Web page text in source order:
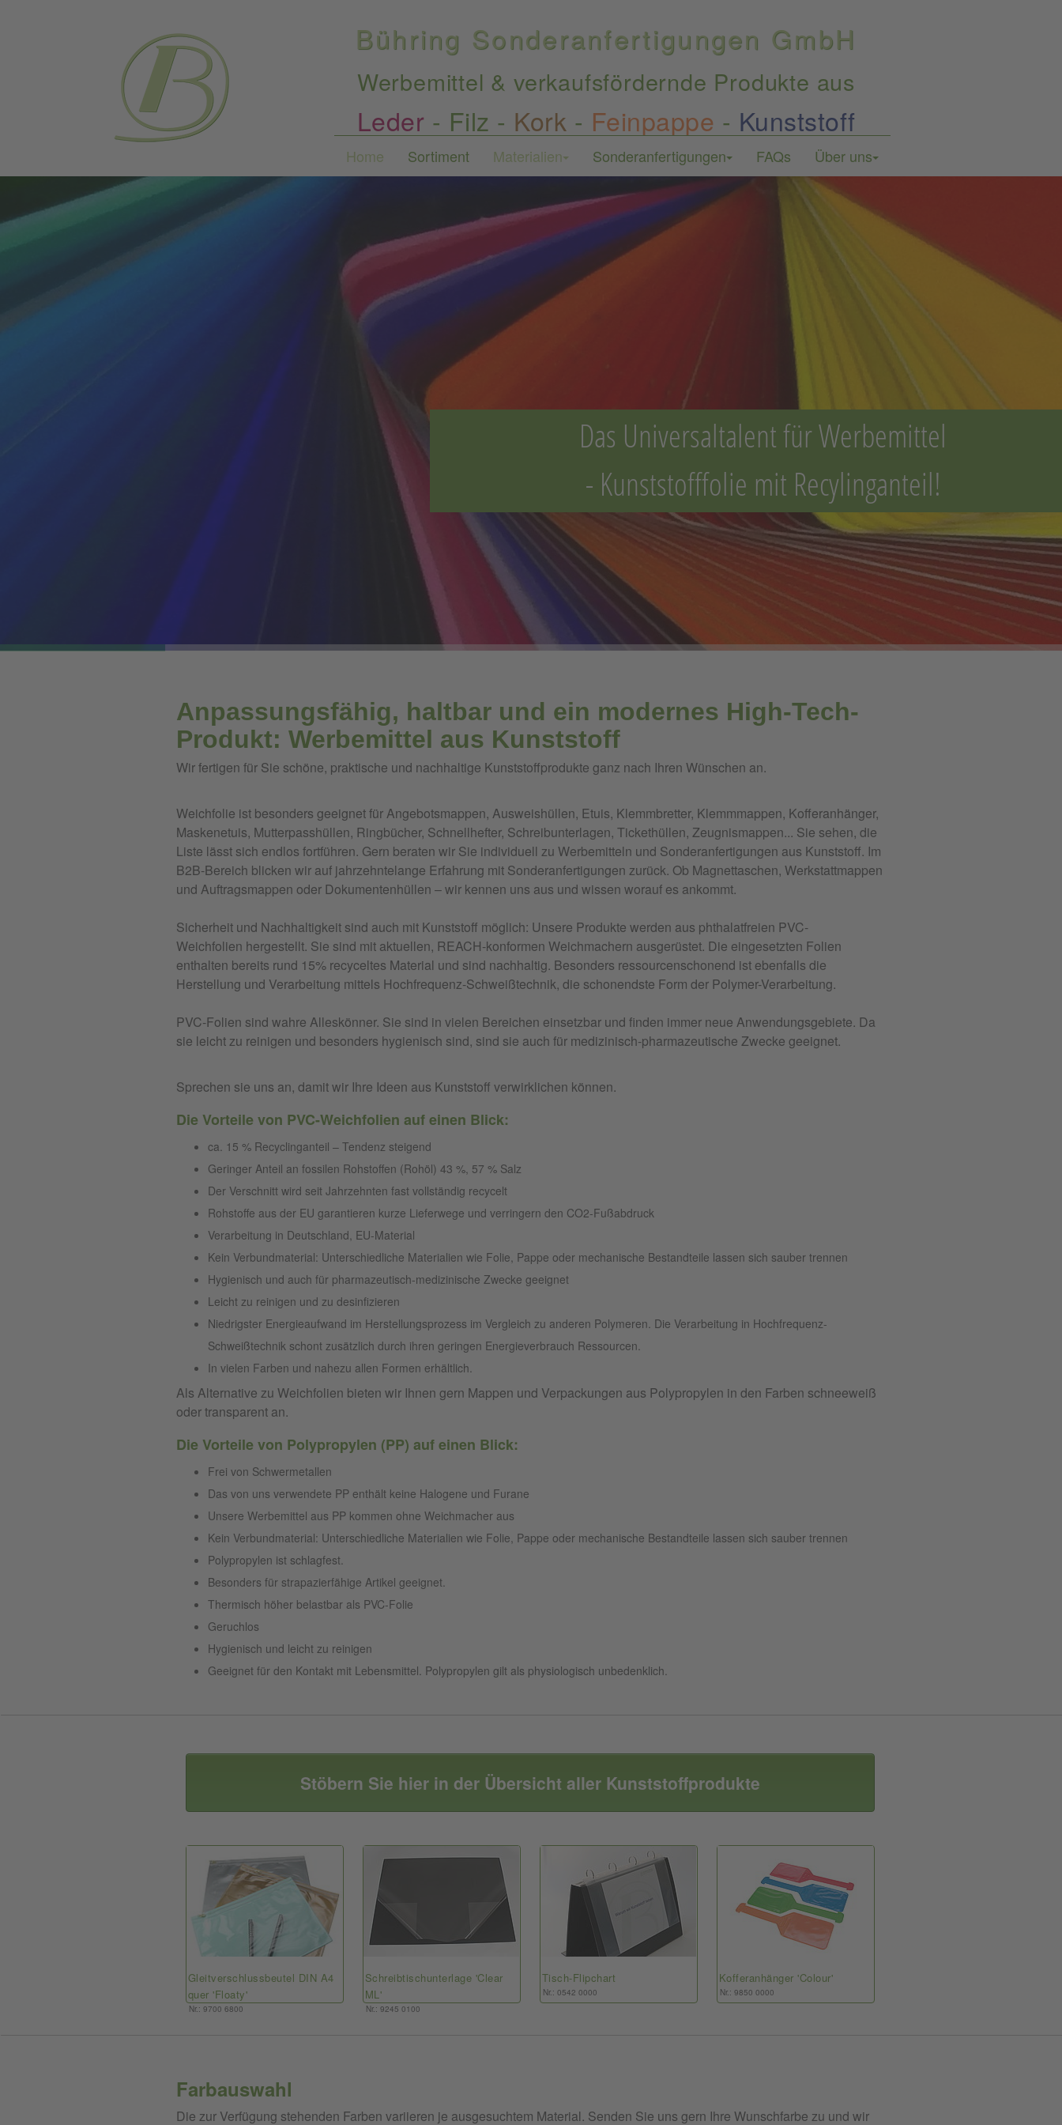
Bühring Sonderanfertigungen GmbH
Werbemittel & verkaufsfördernde Produkte aus
Leder - Filz - Kork - Feinpappe - Kunststoff
Home Sortiment Materialien Sonderanfertigungen FAQs Über uns
Das Universaltalent für Werbemittel
- Kunststofffolie mit Recylinganteil!
Anpassungsfähig, haltbar und ein modernes High-Tech-
Produkt: Werbemittel aus Kunststoff
Wir fertigen für Sie schöne, praktische und nachhaltige Kunststoffprodukte ganz nach Ihren Wünschen an.
Weichfolie ist besonders geeignet für Angebotsmappen, Ausweishüllen, Etuis, Klemmbretter, Klemmmappen, Kofferanhänger,
Maskenetuis, Mutterpasshüllen, Ringbücher, Schnellhefter, Schreibunterlagen, Tickethüllen, Zeugnismappen... Sie sehen, die
Liste lässt sich endlos fortführen. Gern beraten wir Sie individuell zu Werbemitteln und Sonderanfertigungen aus Kunststoff. Im
B2B-Bereich blicken wir auf jahrzehntelange Erfahrung mit Sonderanfertigungen zurück. Ob Magnettaschen, Werkstattmappen
und Auftragsmappen oder Dokumentenhüllen – wir kennen uns aus und wissen worauf es ankommt.
Sicherheit und Nachhaltigkeit sind auch mit Kunststoff möglich: Unsere Produkte werden aus phthalatfreien PVC-
Weichfolien hergestellt. Sie sind mit aktuellen, REACH-konformen Weichmachern ausgerüstet. Die eingesetzten Folien
enthalten bereits rund 15% recyceltes Material und sind nachhaltig. Besonders ressourcenschonend ist ebenfalls die
Herstellung und Verarbeitung mittels Hochfrequenz-Schweißtechnik, die schonendste Form der Polymer-Verarbeitung.
PVC-Folien sind wahre Alleskönner. Sie sind in vielen Bereichen einsetzbar und finden immer neue Anwendungsgebiete. Da
sie leicht zu reinigen und besonders hygienisch sind, sind sie auch für medizinisch-pharmazeutische Zwecke geeignet.
Sprechen sie uns an, damit wir Ihre Ideen aus Kunststoff verwirklichen können.
Die Vorteile von PVC-Weichfolien auf einen Blick:
ca. 15 % Recyclinganteil – Tendenz steigend
Geringer Anteil an fossilen Rohstoffen (Rohöl) 43 %, 57 % Salz
Der Verschnitt wird seit Jahrzehnten fast vollständig recycelt
Rohstoffe aus der EU garantieren kurze Lieferwege und verringern den CO2-Fußabdruck
Verarbeitung in Deutschland, EU-Material
Kein Verbundmaterial: Unterschiedliche Materialien wie Folie, Pappe oder mechanische Bestandteile lassen sich sauber trennen
Hygienisch und auch für pharmazeutisch-medizinische Zwecke geeignet
Leicht zu reinigen und zu desinfizieren
Niedrigster Energieaufwand im Herstellungsprozess im Vergleich zu anderen Polymeren. Die Verarbeitung in Hochfrequenz-
Schweißtechnik schont zusätzlich durch ihren geringen Energieverbrauch Ressourcen.
In vielen Farben und nahezu allen Formen erhältlich.
Als Alternative zu Weichfolien bieten wir Ihnen gern Mappen und Verpackungen aus Polypropylen in den Farben schneeweiß
oder transparent an.
Die Vorteile von Polypropylen (PP) auf einen Blick:
Frei von Schwermetallen
Das von uns verwendete PP enthält keine Halogene und Furane
Unsere Werbemittel aus PP kommen ohne Weichmacher aus
Kein Verbundmaterial: Unterschiedliche Materialien wie Folie, Pappe oder mechanische Bestandteile lassen sich sauber trennen
Polypropylen ist schlagfest.
Besonders für strapazierfähige Artikel geeignet.
Thermisch höher belastbar als PVC-Folie
Geruchlos
Hygienisch und leicht zu reinigen
Geeignet für den Kontakt mit Lebensmittel. Polypropylen gilt als physiologisch unbedenklich.
Stöbern Sie hier in der Übersicht aller Kunststoffprodukte
Gleitverschlussbeutel DIN A4
quer 'Floaty'
Nr.: 9700 6800
Schreibtischunterlage 'Clear
ML'
Nr.: 9245 0100
Tisch-Flipchart
Nr.: 0542 0000
Kofferanhänger 'Colour'
Nr.: 9850 0000
Farbauswahl
Die zur Verfügung stehenden Farben variieren je ausgesuchtem Material. Senden Sie uns gern Ihre Wunschfarbe zu und wir